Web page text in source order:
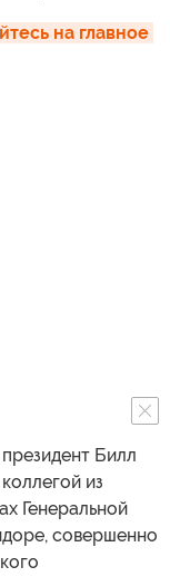
на главное
Билл
из
Генеральной
совершенно